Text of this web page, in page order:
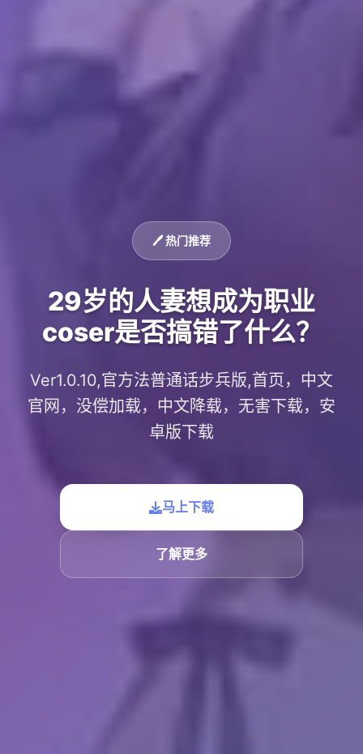
🖊️ 热门推荐
29岁的人妻想成为职业
coser是否搞错了什么？
Ver1.0.10,官方法普通话步兵版,首页，中文
官网，没偿加载，中文降载，无害下载，安
卓版下载
马上下载
了解更多